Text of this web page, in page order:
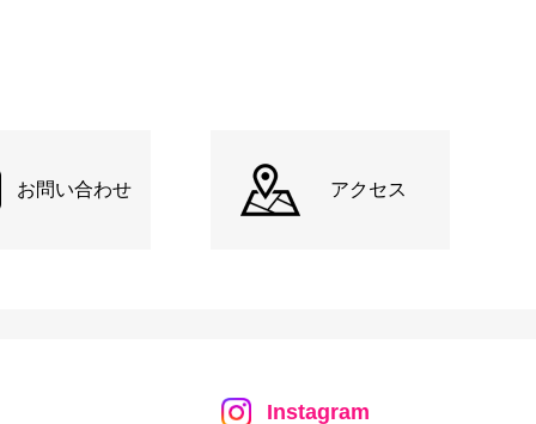
お問い合わせ アクセス
Instagram